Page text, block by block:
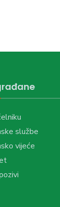
službe
vijeće